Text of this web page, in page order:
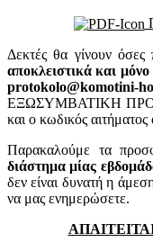
Δεκτές θα γίνουν
αποκλειστικά και
protokolo@komotini-
ΕΞΩΣΥΜΒΑΤΙΚΗ
και ο κωδικός
Παρακαλούμε τα
διάστημα μίας
δεν είναι δυνατή η
να μας ενημερώσετε.